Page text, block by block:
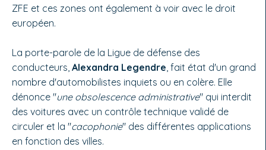
ZFE et ces zones ont également à voir avec le droit
européen.
La porte-parole de la Ligue de défense des
conducteurs, Alexandra Legendre , fait état d'un grand
nombre d'automobilistes inquiets ou en colère. Elle
dénonce "une obsolescence administrative" qui interdit
des voitures avec un contrôle technique validé de
circuler et la "cacophonie" des différentes applications
en fonction des villes.